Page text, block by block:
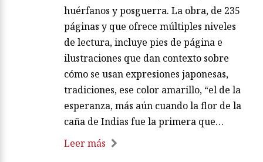
huérfanos y posguerra. La obra, de 235
páginas y que ofrece múltiples niveles
de lectura, incluye pies de página e
ilustraciones que dan contexto sobre
cómo se usan expresiones japonesas,
tradiciones, ese color amarillo, “el de la
esperanza, más aún cuando la flor de la
caña de Indias fue la primera que…
Leer más